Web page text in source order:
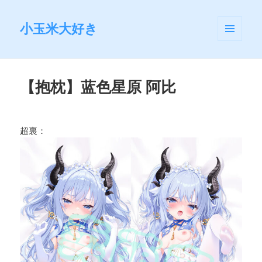
小玉米大好き
挂件
【抱枕】蓝色星原 阿比
超裏：